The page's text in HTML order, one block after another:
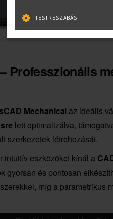
Professzionális
Mechanical az ideális
lett optimalizálva,
szerkezetek létrehozását.
intuitív eszközöket kínál a
gyorsan és pontosan
míg a parametrikus
TESTRESZABÁS